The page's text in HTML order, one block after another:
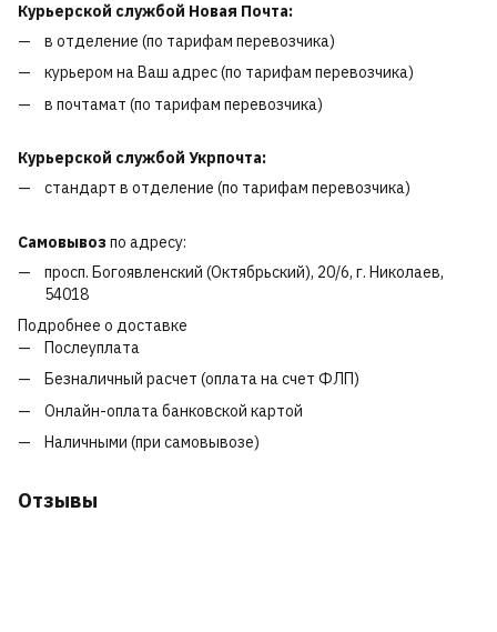
Курьерской службой Новая Почта:
в отделение (по тарифам перевозчика)
курьером на Ваш адрес (по тарифам перевозчика)
в почтамат (по тарифам перевозчика)
Курьерской службой Укрпочта:
стандарт в отделение (по тарифам перевозчика)
Самовывозпо адресу:
просп. Богоявленский (Октябрьский), 20/6, г. Николаев,
54018
Подробнее о доставке
Послеуплата
Безналичный расчет (оплата на счет ФЛП)
Онлайн-оплата банковской картой
Наличными (при самовывозе)
Отзывы